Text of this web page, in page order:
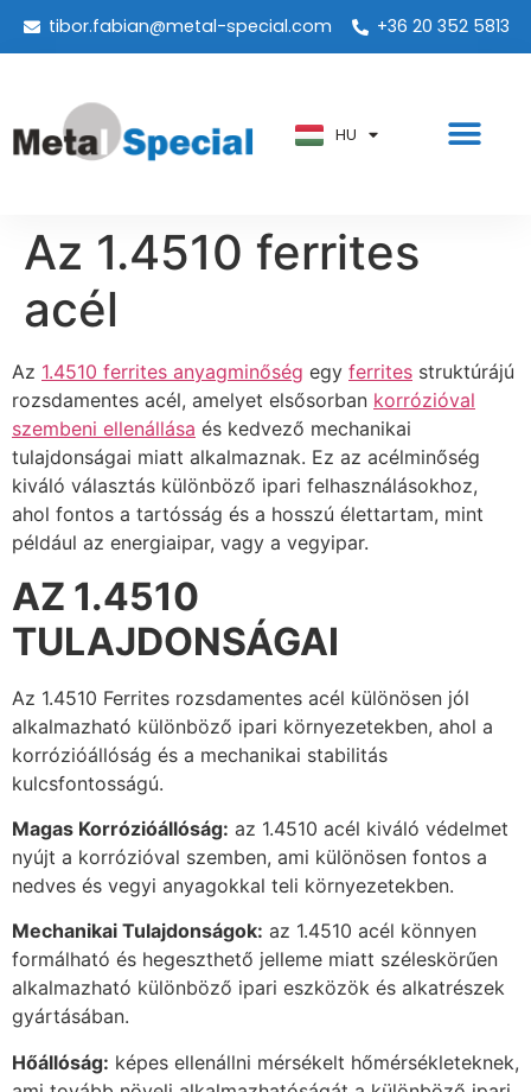
tibor.fabian@metal-special.com +36 20 352 5813
HU
PT
AR
Az 1.4510 ferrites
acél
Az 1.4510 ferrites anyagminőség egy ferrites struktúrájú
rozsdamentes acél, amelyet elsősorban korrózióval
szembeni ellenállása és kedvező mechanikai
tulajdonságai miatt alkalmaznak. Ez az acélminőség
kiváló választás különböző ipari felhasználásokhoz,
ahol fontos a tartósság és a hosszú élettartam, mint
például az energiaipar, vagy a vegyipar.
AZ 1.4510
TULAJDONSÁGAI
Az 1.4510 Ferrites rozsdamentes acél különösen jól
alkalmazható különböző ipari környezetekben, ahol a
korrózióállóság és a mechanikai stabilitás
kulcsfontosságú.
Magas Korrózióállóság: az 1.4510 acél kiváló védelmet
nyújt a korrózióval szemben, ami különösen fontos a
nedves és vegyi anyagokkal teli környezetekben.
Mechanikai Tulajdonságok: az 1.4510 acél könnyen
formálható és hegeszthető jelleme miatt széleskörűen
alkalmazható különböző ipari eszközök és alkatrészek
gyártásában.
Hőállóság: képes ellenállni mérsékelt hőmérsékleteknek,